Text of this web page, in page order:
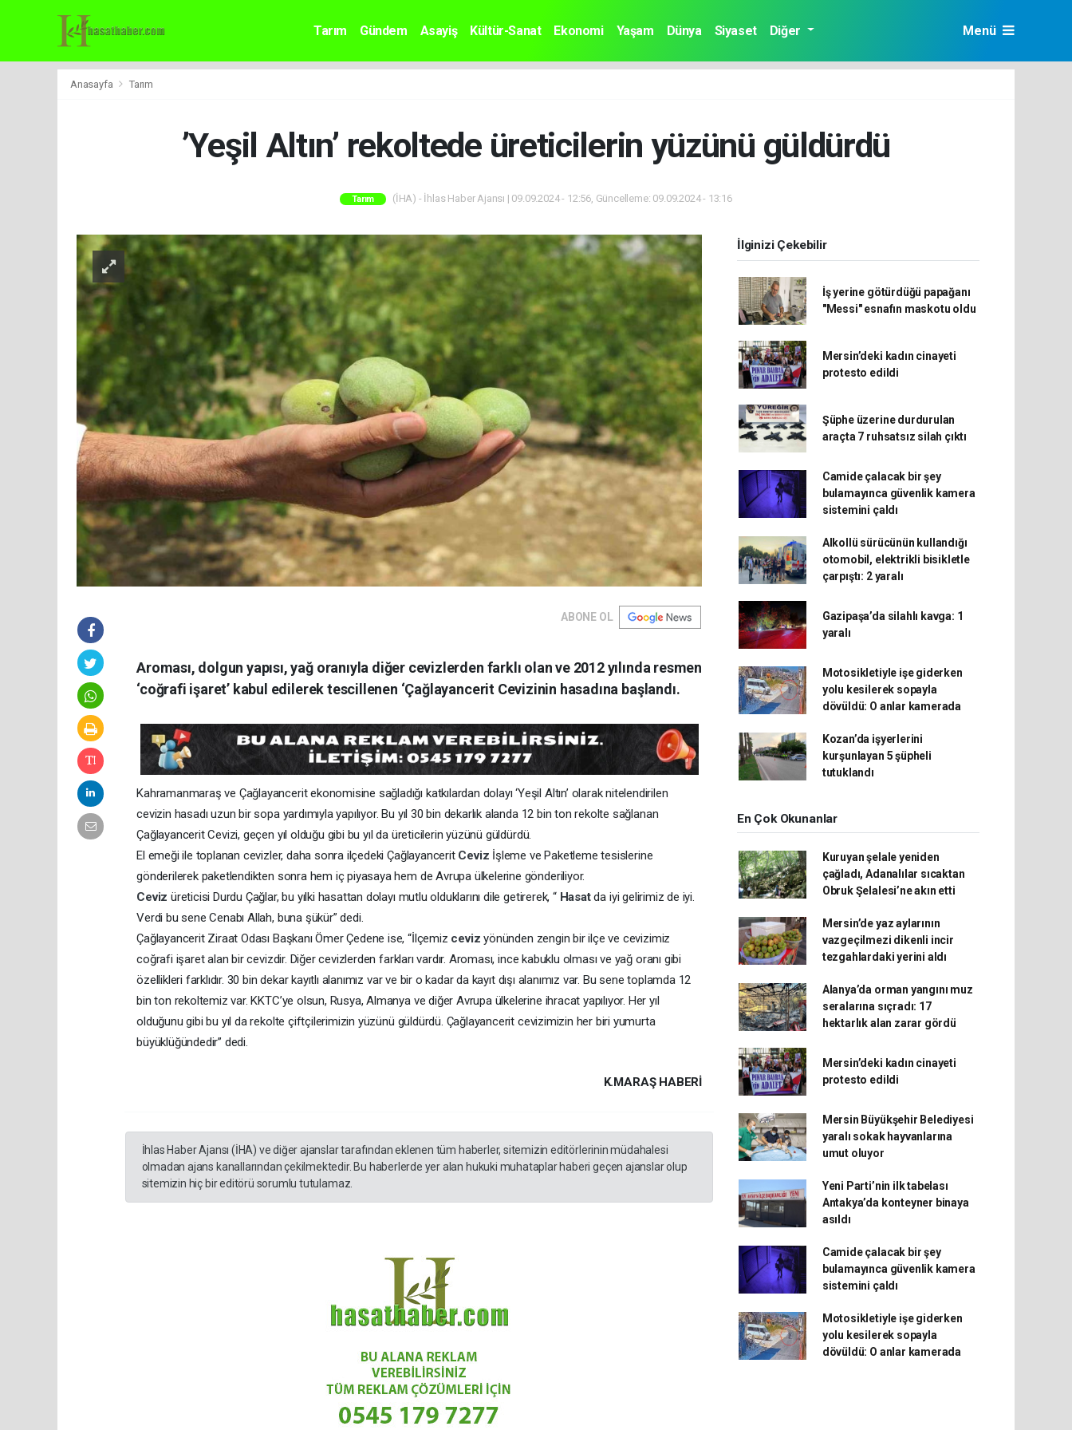
Tarım Gündem Asayiş Kültür-Sanat Ekonomi Yaşam Dünya Siyaset Diğer Menü
Anasayfa Tarım
’Yeşil Altın’ rekoltede üreticilerin yüzünü güldürdü
Tarım (İHA) - İhlas Haber Ajansı | 09.09.2024 - 12:56, Güncelleme: 09.09.2024 - 13:16
ABONE OL
Aroması, dolgun yapısı, yağ oranıyla diğer cevizlerden farklı olan ve 2012 yılında resmen
‘coğrafi işaret’ kabul edilerek tescillenen ‘Çağlayancerit Cevizinin hasadına başlandı.
Kahramanmaraş ve Çağlayancerit ekonomisine sağladığı katkılardan dolayı ‘Yeşil Altın’ olarak nitelendirilen
cevizin hasadı uzun bir sopa yardımıyla yapılıyor. Bu yıl 30 bin dekarlık alanda 12 bin ton rekolte sağlanan
Çağlayancerit Cevizi, geçen yıl olduğu gibi bu yıl da üreticilerin yüzünü güldürdü.
El emeği ile toplanan cevizler, daha sonra ilçedeki Çağlayancerit Ceviz İşleme ve Paketleme tesislerine
gönderilerek paketlendikten sonra hem iç piyasaya hem de Avrupa ülkelerine gönderiliyor.
Ceviz üreticisi Durdu Çağlar, bu yılki hasattan dolayı mutlu olduklarını dile getirerek, “ Hasatda iyi gelirimiz de iyi.
Verdi bu sene Cenabı Allah, buna şükür” dedi.
Çağlayancerit Ziraat Odası Başkanı Ömer Çedene ise, “İlçemiz cevizyönünden zengin bir ilçe ve cevizimiz
coğrafi işaret alan bir cevizdir. Diğer cevizlerden farkları vardır. Aroması, ince kabuklu olması ve yağ oranı gibi
özellikleri farklıdır. 30 bin dekar kayıtlı alanımız var ve bir o kadar da kayıt dışı alanımız var. Bu sene toplamda 12
bin ton rekoltemiz var. KKTC’ye olsun, Rusya, Almanya ve diğer Avrupa ülkelerine ihracat yapılıyor. Her yıl
olduğunu gibi bu yıl da rekolte çiftçilerimizin yüzünü güldürdü. Çağlayancerit cevizimizin her biri yumurta
büyüklüğündedir” dedi.
K.MARAŞ HABERİ
İhlas Haber Ajansı (İHA) ve diğer ajanslar tarafından eklenen tüm haberler, sitemizin editörlerinin müdahalesi
olmadan ajans kanallarından çekilmektedir. Bu haberlerde yer alan hukuki muhataplar haberi geçen ajanslar olup
sitemizin hiç bir editörü sorumlu tutulamaz.
İlginizi Çekebilir
İş yerine götürdüğü papağanı
"Messi" esnafın maskotu oldu
Mersin’deki kadın cinayeti
protesto edildi
Şüphe üzerine durdurulan
araçta 7 ruhsatsız silah çıktı
Camide çalacak bir şey
bulamayınca güvenlik kamera
sistemini çaldı
Alkollü sürücünün kullandığı
otomobil, elektrikli bisikletle
çarpıştı: 2 yaralı
Gazipaşa’da silahlı kavga: 1
yaralı
Motosikletiyle işe giderken
yolu kesilerek sopayla
dövüldü: O anlar kamerada
Kozan’da işyerlerini
kurşunlayan 5 şüpheli
tutuklandı
En Çok Okunanlar
Kuruyan şelale yeniden
çağladı, Adanalılar sıcaktan
Obruk Şelalesi’ne akın etti
Mersin’de yaz aylarının
vazgeçilmezi dikenli incir
tezgahlardaki yerini aldı
Alanya’da orman yangını muz
seralarına sıçradı: 17
hektarlık alan zarar gördü
Mersin’deki kadın cinayeti
protesto edildi
Mersin Büyükşehir Belediyesi
yaralı sokak hayvanlarına
umut oluyor
Yeni Parti’nin ilk tabelası
Antakya’da konteyner binaya
asıldı
Camide çalacak bir şey
bulamayınca güvenlik kamera
sistemini çaldı
Motosikletiyle işe giderken
yolu kesilerek sopayla
dövüldü: O anlar kamerada